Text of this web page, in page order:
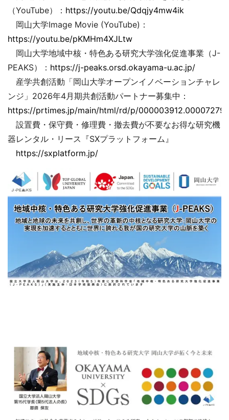
（YouTube）： https://youtu.be/Qdqjy4mw4ik
岡山大学Image Movie (YouTube)：
https://youtu.be/pKMHm4XJLtw
岡山大学地域中核・特色ある研究大学強化促進事業（J-
PEAKS）： https://j-peaks.orsd.okayama-u.ac.jp/
産学共創活動「岡山大学オープンイノベーションチャレ
ンジ」2026年4月期共創活動パートナー募集中：
https://prtimes.jp/main/html/rd/p/
設置費・保守費・修理費・撤去費が不要なお得な研究機
器レンタル・リース『SXプラットフォーム』
https://sxplatform.jp/